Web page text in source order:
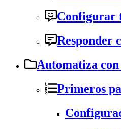
Configurar
Responder
Automatiza
Primeros